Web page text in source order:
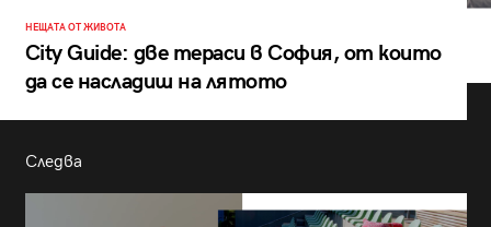
НЕЩАТА ОТ ЖИВОТА
City Guide: две тераси в София, от които
да се насладиш на лятото
Следва